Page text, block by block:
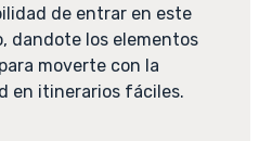
de entrar en este
dandote los elementos
moverte con la
en itinerarios fáciles.